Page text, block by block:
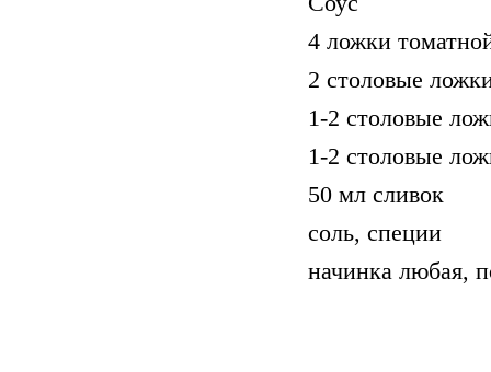
4 ложки
2 столовые
1-2 столовые
1-2 столовые
50 мл сливок
соль, специи
начинка любая,